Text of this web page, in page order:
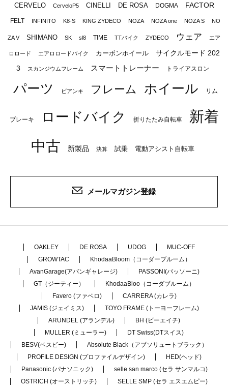
CERVELO CerveloP5 CINELLI DE ROSA DOGMA FACTOR
FELT INFINITO K8-S KING ZYDECO NOZA NOZA one NOZA S NO
ZA V SHIMANO SK sl8 TIME TTバイク ZYDECO ウェア エア
ロロード エアロロードバイク カーボンホイール
サイクルモード 202
3
スカンジウムフレーム スマートトレーナー トライアスロン
パーツ ビアンキ フレーム ホイール リム
ブレーキ ロードバイク 折りたたみ自転車
新着
中古
新製品 決算 試乗 電動アシスト自転車
メールマガジン登録
OAKLEY DE ROSA UDOG
MUC-OFF
GROWTAC
KhodaaBloom（コーダーブルーム）
AvanGarage(アバンギャレージ)
PASSONI(パッソーニ)
GT（ジーティー）
KhodaaBloo（コーダブルーム）
Favero (ファベロ)
CARRERA (カレラ)
JAMIS (ジェイミス)
TOYO FRAME (トーヨーフレーム)
ARUNDEL (アランデル)
BH (ビーエイチ)
MULLER (ミューラー)
DT Swiss(DTスイス)
BESV(ベスビー)
Absolute Black（アブソリュートブラック）
PROFILE DESIGN (プロファイルデザイン)
HED(ヘッド)
Panasonic (パナソニック)
selle san marco (セラ サンマルコ)
OSTRICH (オーストリッチ)
SELLE SMP (セラ エスエムピー)